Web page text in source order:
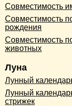
Совместимость
Совместимость
рождения
Совместимость
животных
Луна
Лунный
Лунный
стрижек